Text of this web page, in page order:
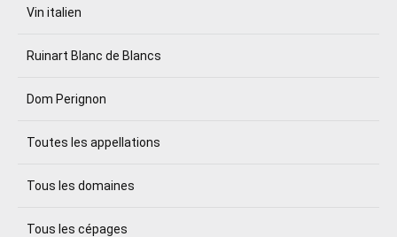
Vin italien
Ruinart Blanc de Blancs
Dom Perignon
Toutes les appellations
Tous les domaines
Tous les cépages